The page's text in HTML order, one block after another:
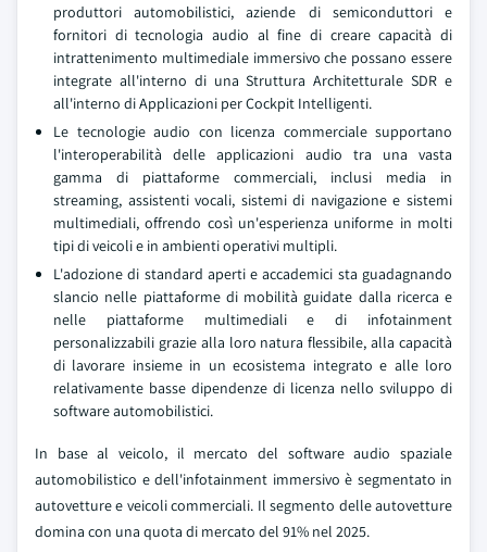
produttori automobilistici, aziende di semiconduttori e
fornitori di tecnologia audio al fine di creare capacità di
intrattenimento multimediale immersivo che possano essere
integrate all'interno di una Struttura Architetturale SDR e
all'interno di Applicazioni per Cockpit Intelligenti.
Le tecnologie audio con licenza commerciale supportano
l'interoperabilità delle applicazioni audio tra una vasta
gamma di piattaforme commerciali, inclusi media in
streaming, assistenti vocali, sistemi di navigazione e sistemi
multimediali, offrendo così un'esperienza uniforme in molti
tipi di veicoli e in ambienti operativi multipli.
L'adozione di standard aperti e accademici sta guadagnando
slancio nelle piattaforme di mobilità guidate dalla ricerca e
nelle piattaforme multimediali e di infotainment
personalizzabili grazie alla loro natura flessibile, alla capacità
di lavorare insieme in un ecosistema integrato e alle loro
relativamente basse dipendenze di licenza nello sviluppo di
software automobilistici.
In base al veicolo, il mercato del software audio spaziale
automobilistico e dell'infotainment immersivo è segmentato in
autovetture e veicoli commerciali. Il segmento delle autovetture
domina con una quota di mercato del 91% nel 2025.